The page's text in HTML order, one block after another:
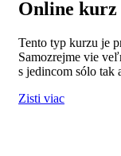
Online kurz
Tento typ kurzu je
Samozrejme vie
s jedincom sólo tak
Zisti viac